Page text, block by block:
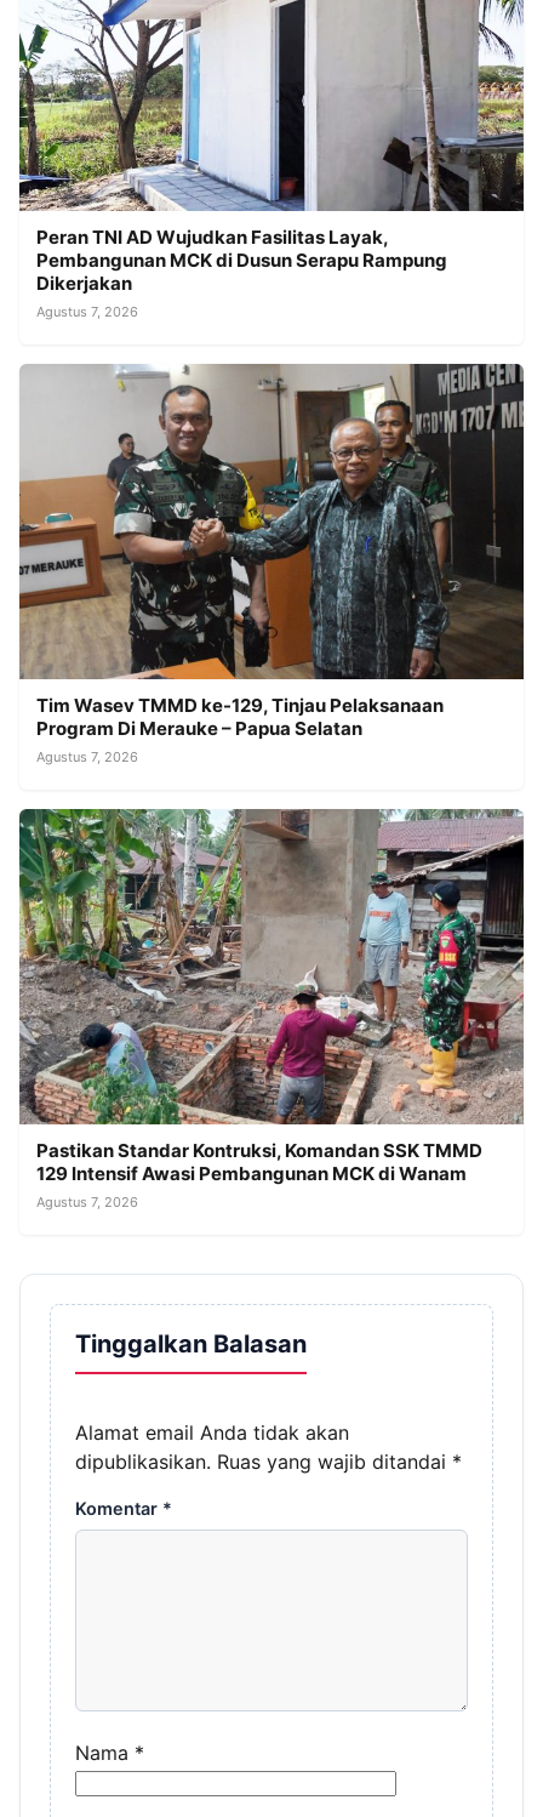
Peran TNI AD Wujudkan Fasilitas Layak,
Pembangunan MCK di Dusun Serapu Rampung
Dikerjakan
Agustus 7, 2026
Tim Wasev TMMD ke-129, Tinjau Pelaksanaan
Program Di Merauke – Papua Selatan
Agustus 7, 2026
Pastikan Standar Kontruksi, Komandan SSK TMMD
129 Intensif Awasi Pembangunan MCK di Wanam
Agustus 7, 2026
Tinggalkan Balasan
Alamat email Anda tidak akan
dipublikasikan. Ruas yang wajib ditandai *
Komentar *
Nama *